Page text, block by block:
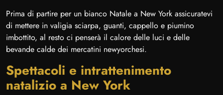
Prima di partire per un bianco Natale a New York assicuratevi
di mettere in valigia sciarpa, guanti, cappello e piumino
imbottito, al resto ci penserà il calore delle luci e delle
bevande calde dei mercatini newyorchesi.
Spettacoli e intrattenimento
natalizio a New York